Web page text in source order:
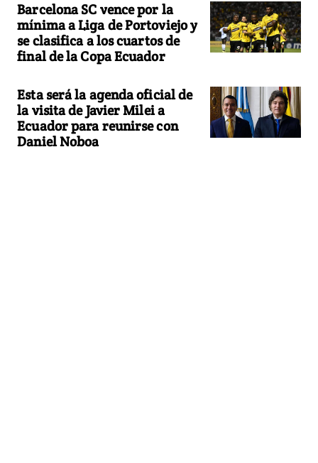
Barcelona SC vence por la
mínima a Liga de Portoviejo y
se clasifica a los cuartos de
final de la Copa Ecuador
Esta será la agenda oficial de
la visita de Javier Milei a
Ecuador para reunirse con
Daniel Noboa